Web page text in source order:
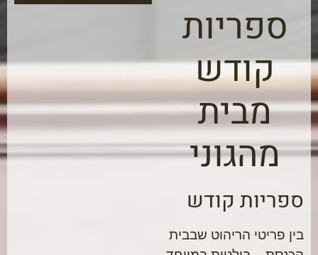
ספריות
קודש
מבית
מהגוני
ספריות קודש
בין פריטי הריהוט שבבית